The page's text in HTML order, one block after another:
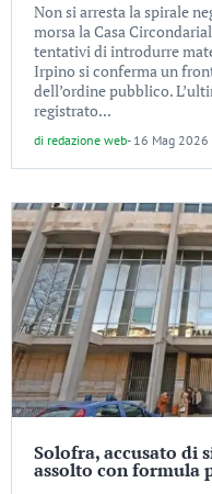
Non si arresta la spirale
morsa la Casa
tentativi di introdurre
Irpino si conferma un
dell’ordine pubblico.
registrato...
di redazione web- 16 Mag 2026
Solofra, accusato di
assolto con formula